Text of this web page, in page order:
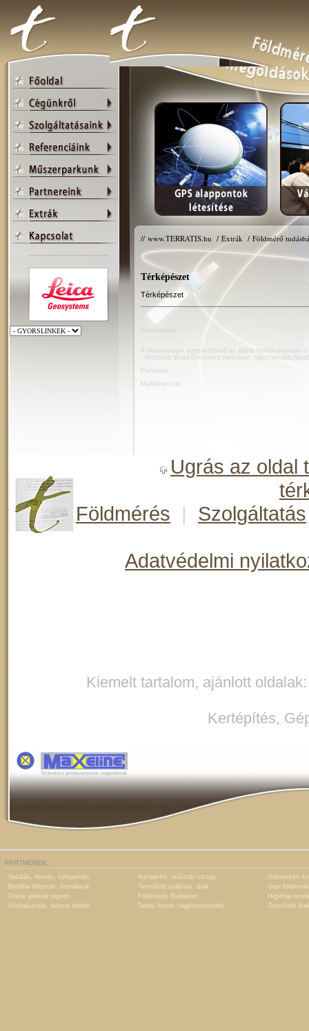
// www.TERRATIS.hu / Extrák / Földmérő
Térképészet
Térképészet
A dokumentum megtekinthető az alábbi formátumokban
- Microsoft Word Document formátum:
http://terratis.hu/
Partnerek
MaXeline.com
Ugrás az oldal
Földmérés
| Szolgáltatás
Adatvédelmi
Kiemelt tartalom, ajánlott
Kertépítés,
PARTNEREK:
Vasalás, mosás, ruhajavítás Autójavító, műszaki vizsga
Gartnerkert
Buddha idézetek, mondások
Termőföld szállítás, árak
Gépi
Online játékok ingyen
Földmérés Budapest
Higiéniai
Hóeltakarítás, bobcat bérlés
Teddy festék nagykereskedés Termőföld